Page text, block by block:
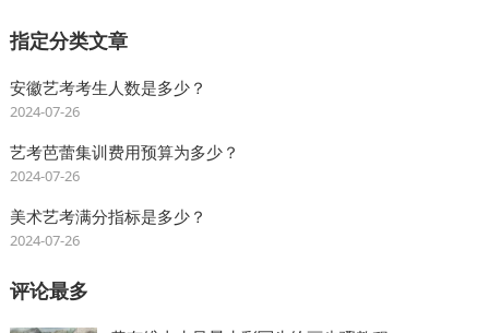
指定分类文章
安徽艺考考生人数是多少？
2024-07-26
艺考芭蕾集训费用预算为多少？
2024-07-26
美术艺考满分指标是多少？
2024-07-26
评论最多